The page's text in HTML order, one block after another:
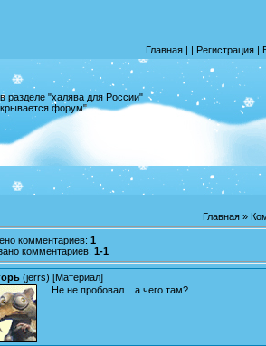
Главная| | Регистрация|
"халява для России"
форум"
Главная»
комментариев: 1
комментариев: 1-1
(jerrs) [Материал]
Не не пробовал... а чего там?